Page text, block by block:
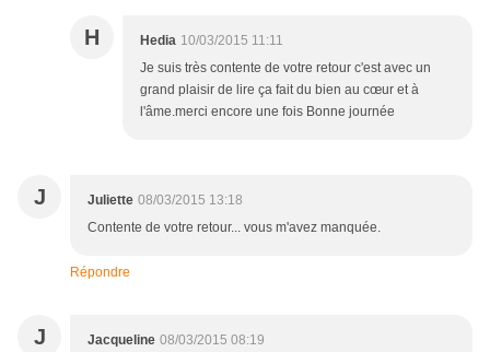
H Hedia 10/03/2015 11:11
Je suis très contente de votre retour c'est avec un
grand plaisir de lire ça fait du bien au cœur et à
l'âme.merci encore une fois Bonne journée
J Juliette 08/03/2015 13:18
Contente de votre retour... vous m'avez manquée.
Répondre
J Jacqueline 08/03/2015 08:19